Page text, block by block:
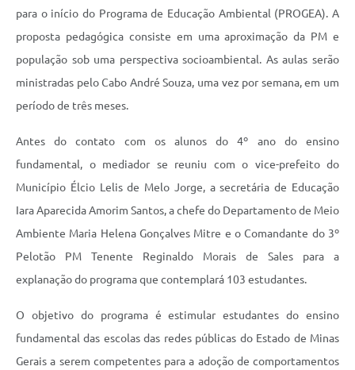
para o início do Programa de Educação Ambiental (PROGEA). A
proposta pedagógica consiste em uma aproximação da PM e
população sob uma perspectiva socioambiental. As aulas serão
ministradas pelo Cabo André Souza, uma vez por semana, em um
período de três meses.
Antes do contato com os alunos do 4º ano do ensino
fundamental, o mediador se reuniu com o vice-prefeito do
Município Élcio Lelis de Melo Jorge, a secretária de Educação
Iara Aparecida Amorim Santos, a chefe do Departamento de Meio
Ambiente Maria Helena Gonçalves Mitre e o Comandante do 3º
Pelotão PM Tenente Reginaldo Morais de Sales para a
explanação do programa que contemplará 103 estudantes.
O objetivo do programa é estimular estudantes do ensino
fundamental das escolas das redes públicas do Estado de Minas
Gerais a serem competentes para a adoção de comportamentos